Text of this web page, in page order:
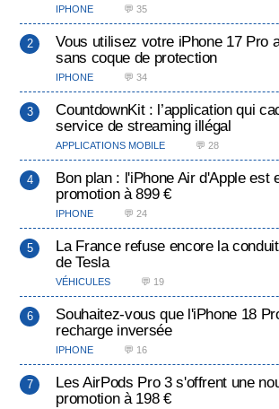
IPHONE 💬 35
Vous utilisez votre iPhone 17 Pro
sans coque de protection
IPHONE 💬 34
CountdownKit : l’application qui
service de streaming illégal
APPLICATIONS MOBILE 💬 28
Bon plan : l'iPhone Air d'Apple est
promotion à 899 €
IPHONE 💬 24
La France refuse encore la
de Tesla
VÉHICULES 💬 19
Souhaitez-vous que l'iPhone 18
recharge inversée
IPHONE 💬 16
Les AirPods Pro 3 s'offrent une
promotion à 198 €